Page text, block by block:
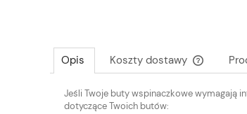
Opis Koszty dostawy
Cena nie
Jeśli Twoje buty wspinaczkowe wymagają
dotyczące Twoich butów: